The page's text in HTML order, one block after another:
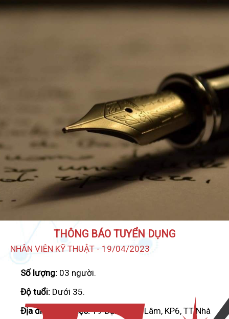
THÔNG BÁO TUYỂN DỤNG
NHÂN VIÊN KỸ THUẬT - 19/04/2023
Số lượng: 03 người.
Độ tuổi: Dưới 35.
Địa điểm làm việc:19 Đặng Nhữ Lâm, KP6, TT Nhà